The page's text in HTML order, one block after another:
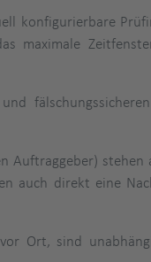
konfigurierbare
maximale
Auftraggeber) stehen
auch direkt eine
Ort, sind